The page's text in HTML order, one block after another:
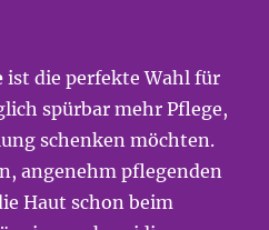
ist die perfekte Wahl für
spürbar mehr Pflege,
schenken möchten.
angenehm pflegenden
Haut schon beim